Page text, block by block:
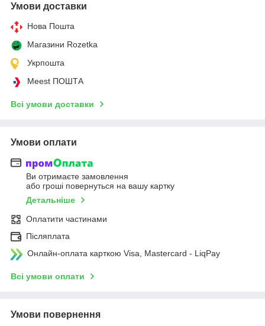
Умови доставки
Нова Пошта
Магазини Rozetka
Укрпошта
Meest ПОШТА
Всі умови доставки
Умови оплати
Ви отримаєте замовлення
або гроші повернуться на вашу картку
Детальніше
Оплатити частинами
Післяплата
Онлайн-оплата карткою Visa, Mastercard - LiqPay
Всі умови оплати
Умови повернення